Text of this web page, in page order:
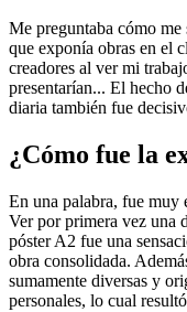
Me preguntaba cómo
que exponía obras en el
creadores al ver mi
presentarían... El hecho
diaria también fue
¿Cómo fue la
En una palabra, fue muy
Ver por primera vez una
póster A2 fue una
obra consolidada.
sumamente diversas y
personales, lo cual